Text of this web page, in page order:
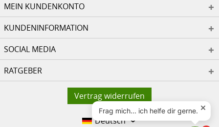
MEIN KUNDENKONTO
KUNDENINFORMATION
SOCIAL MEDIA
RATGEBER
Vertrag widerrufen
Deutsch